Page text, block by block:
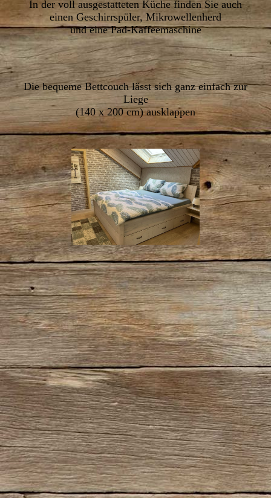
In der voll ausgestatteten Küche finden Sie auch
einen Geschirrspüler, Mikrowellenherd
und eine Pad-Kaffeemaschine
Die bequeme Bettcouch lässt sich ganz einfach zur
Liege
(140 x 200 cm) ausklappen